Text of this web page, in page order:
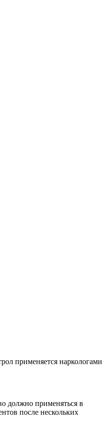
применяется наркологами
должно применяться в
после нескольких